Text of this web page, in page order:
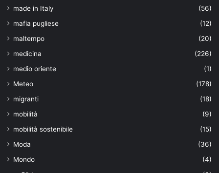
made in Italy
(56)
mafia pugliese
(12)
maltempo
(20)
medicina
(226)
medio oriente
(1)
Meteo
(178)
migranti
(18)
mobilità
(9)
mobilità sostenibile
(15)
Moda
(36)
Mondo
(4)